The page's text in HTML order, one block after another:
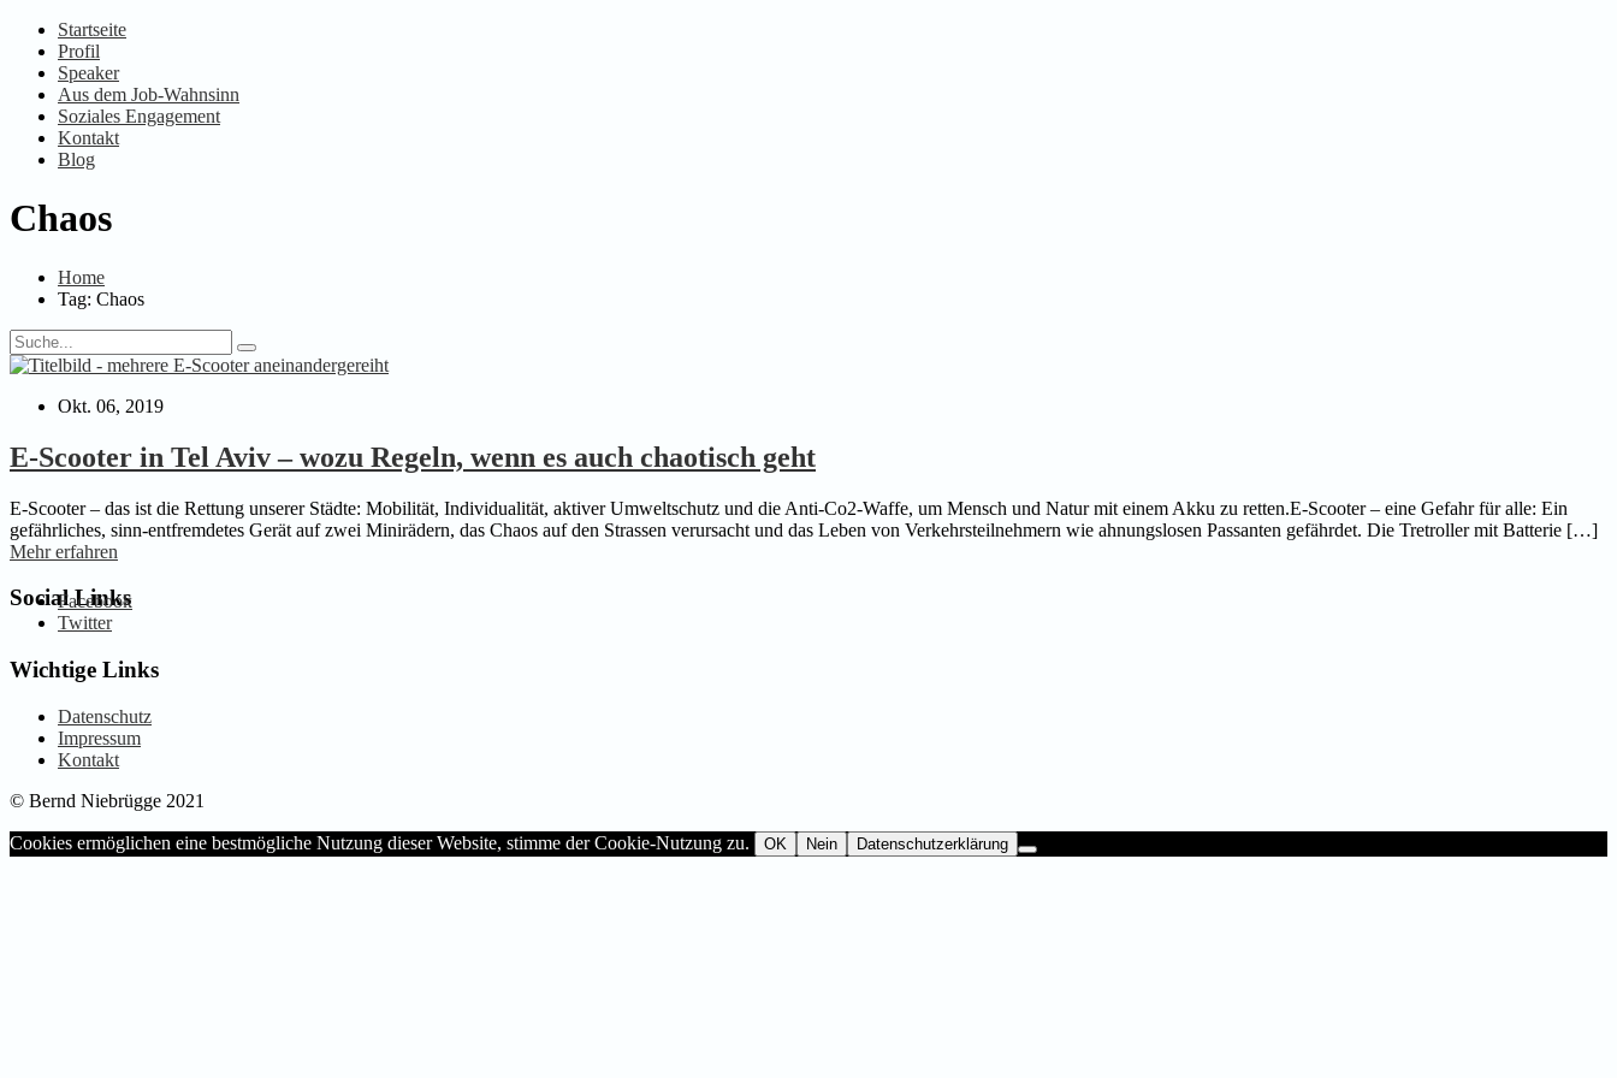
Startseite
Profil
Speaker
Aus dem Job-Wahnsinn
Soziales Engagement
Kontakt
Blog
Chaos
Home
Tag: Chaos
Okt. 06, 2019
E-Scooter in Tel Aviv – wozu Regeln, wenn es auch chaotisch geht
E-Scooter – das ist die Rettung unserer Städte: Mobilität, Individualität, aktiver Umweltschutz und die Anti-Co2-Waffe, um Mensch und Natur mit einem Akku zu retten.E-Scooter – eine Gefahr für alle: Ein
gefährliches, sinn-entfremdetes Gerät auf zwei Minirädern, das Chaos auf den Strassen verursacht und das Leben von Verkehrsteilnehmern wie ahnungslosen Passanten gefährdet. Die Tretroller mit Batterie […]
Mehr erfahren
Social Links
Facebook
Twitter
Wichtige Links
Datenschutz
Impressum
Kontakt
© Bernd Niebrügge 2021
Cookies ermöglichen eine bestmögliche Nutzung dieser Website, stimme der Cookie-Nutzung zu. OK Nein Datenschutzerklärung